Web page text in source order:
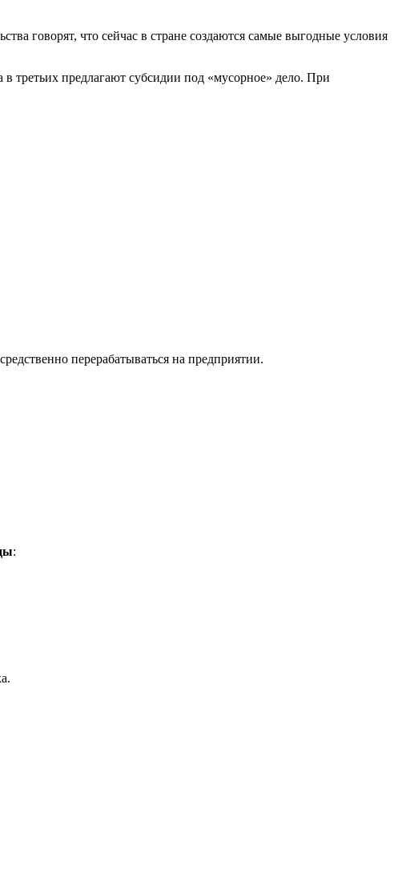
говорят, что сейчас в стране создаются самые выгодные условия
третьих предлагают субсидии под «мусорное» дело. При
перерабатываться на предприятии.
: